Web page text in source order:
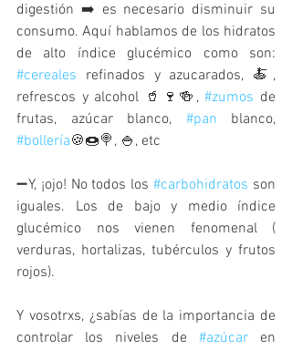
digestión ➡️ es necesario disminuir su
consumo. Aquí hablamos de los hidratos
#cereales refinados y azucarados, 🍝,
refrescos y alcohol 🥤🍷🍻, #zumos de
frutas, azúcar blanco, #pan
#bollería🍪🍩🍭, 🍚, etc
➖Y, ¡ojo! No todos los #carbohidratos son
iguales. Los de bajo y medio índice
glucémico nos vienen fenomenal (
verduras, hortalizas, tubérculos y frutos
rojos).
Y vosotrxs, ¿sabías de la importancia de
controlar los niveles de #azúcar en